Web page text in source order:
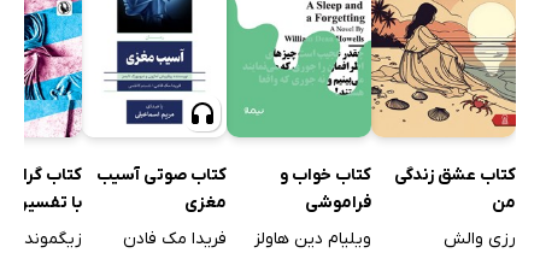
کتاب عشق زندگی
من
رزی والش
کتاب خواب و
فراموشی
ویلیام دین هاولز
کتاب صوتی آسیب
مغزی
فریدا مک فادن
کتاب
با تفسیری
زیگموند
زیگموند